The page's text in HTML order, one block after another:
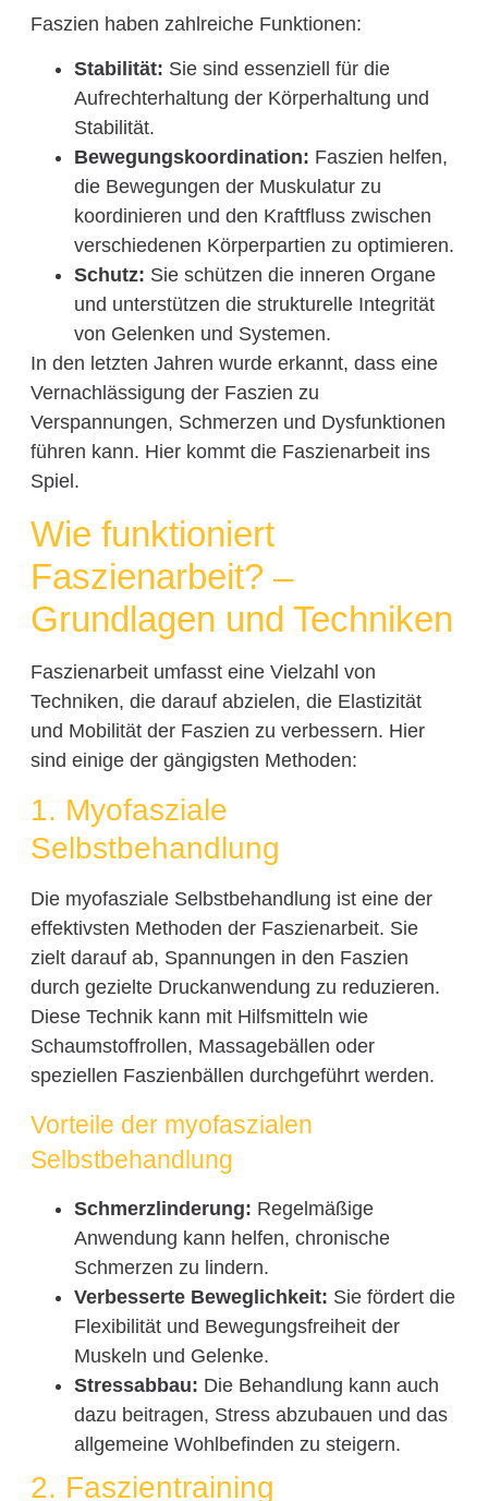
Faszien haben zahlreiche Funktionen:
Stabilität: Sie sind essenziell für die
Aufrechterhaltung der Körperhaltung und
Stabilität.
Bewegungskoordination: Faszien helfen,
die Bewegungen der Muskulatur zu
koordinieren und den Kraftfluss zwischen
verschiedenen Körperpartien zu optimieren.
Schutz: Sie schützen die inneren Organe
und unterstützen die strukturelle Integrität
von Gelenken und Systemen.
In den letzten Jahren wurde erkannt, dass eine
Vernachlässigung der Faszien zu
Verspannungen, Schmerzen und Dysfunktionen
führen kann. Hier kommt die Faszienarbeit ins
Spiel.
Wie funktioniert
Faszienarbeit? –
Grundlagen und Techniken
Faszienarbeit umfasst eine Vielzahl von
Techniken, die darauf abzielen, die Elastizität
und Mobilität der Faszien zu verbessern. Hier
sind einige der gängigsten Methoden:
1. Myofasziale
Selbstbehandlung
Die myofasziale Selbstbehandlung ist eine der
effektivsten Methoden der Faszienarbeit. Sie
zielt darauf ab, Spannungen in den Faszien
durch gezielte Druckanwendung zu reduzieren.
Diese Technik kann mit Hilfsmitteln wie
Schaumstoffrollen, Massagebällen oder
speziellen Faszienbällen durchgeführt werden.
Vorteile der myofaszialen
Selbstbehandlung
Schmerzlinderung: Regelmäßige
Anwendung kann helfen, chronische
Schmerzen zu lindern.
Verbesserte Beweglichkeit: Sie fördert die
Flexibilität und Bewegungsfreiheit der
Muskeln und Gelenke.
Stressabbau: Die Behandlung kann auch
dazu beitragen, Stress abzubauen und das
allgemeine Wohlbefinden zu steigern.
2. Faszientraining